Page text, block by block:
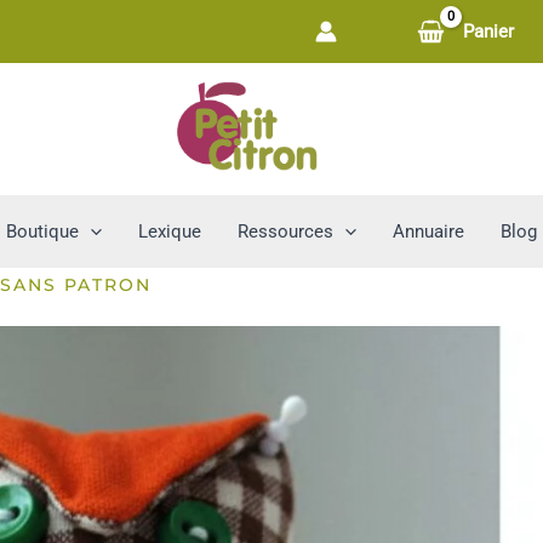
Panier
Boutique Lexique Ressources Annuaire Blog
PATRON